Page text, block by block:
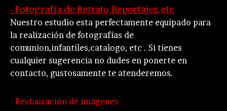
- Fotografía de Retrato,Reportajes,etc
Nuestro estudio esta perfectamente equipado para
la realización de fotografías de
comunion,infantiles,catalogo, etc . Si tienes
cualquier sugerencia no dudes en ponerte en
contacto, gustosamente te atenderemos.
- Restauración de imágenes